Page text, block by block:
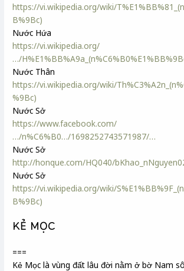
https://vi.wikipedia.org/wiki/
B%9Bc)
Nước Hứa
https://vi.wikipedia.org/
…/
Nước Thân
https://vi.wikipedia.org/wiki/
%9Bc)
Nước Sở
https://www.facebook.com/
…/n%C6%B0…/1698252743571987/…
Nước Sở
http://honque.com/HQ040/
Nước Sở
https://vi.wikipedia.org/wiki/
B%9Bc)
KẺ MỌC
===
Kẻ Mọc là vùng đất lâu đời nằm ở bờ Nam